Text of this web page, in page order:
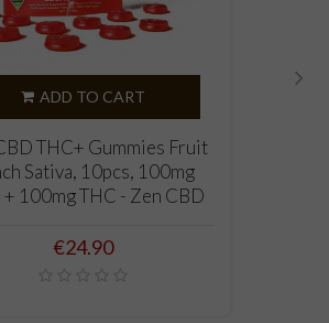
ADD TO CART
THC+ Gummies Fruit
Sativa, 10pcs, 100mg
+ 100mg THC - Zen CBD
Price
€24.90